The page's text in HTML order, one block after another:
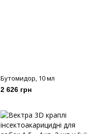
Бутомидор, 10 мл
2 626 грн